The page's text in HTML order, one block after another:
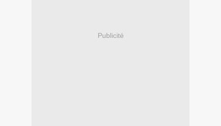
Publicité